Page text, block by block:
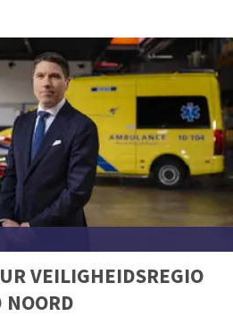
VEILIGHEIDSREGIO